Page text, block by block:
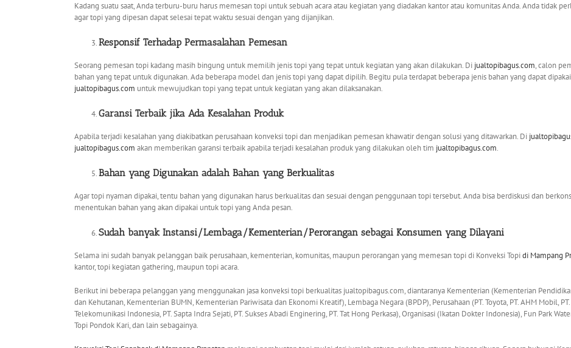
Kadang suatu saat, Anda terburu-buru harus memesan topi untuk sebuah acara atau kegiatan yang diadakan kantor atau komunitas Anda. Anda tidak
agar topi yang dipesan dapat selesai tepat waktu sesuai dengan yang dijanjikan.
Responsif Terhadap Permasalahan Pemesan
Seorang pemesan topi kadang masih bingung untuk memilih jenis topi yang tepat untuk kegiatan yang akan dilakukan. Di jualtopibagus.com, calon
bahan yang tepat untuk digunakan. Ada beberapa model dan jenis topi yang dapat dipilih. Begitu pula terdapat beberapa jenis bahan yang dapat
jualtopibagus.com untuk mewujudkan topi yang tepat untuk kegiatan yang akan dilaksanakan.
Garansi Terbaik jika Ada Kesalahan Produk
Apabila terjadi kesalahan yang diakibatkan perusahaan konveksi topi dan menjadikan pemesan khawatir dengan solusi yang ditawarkan. Di
jualtopibagus.com akan memberikan garansi terbaik apabila terjadi kesalahan produk yang dilakukan oleh tim jualtopibagus.com.
Bahan yang Digunakan adalah Bahan yang Berkualitas
Agar topi nyaman dipakai, tentu bahan yang digunakan harus berkualitas dan sesuai dengan penggunaan topi tersebut. Anda bisa berdiskusi dan
menentukan bahan yang akan dipakai untuk topi yang Anda pesan.
Sudah banyak Instansi/Lembaga/Kementerian/Perorangan sebagai Konsumen yang Dilayani
Selama ini sudah banyak pelanggan baik perusahaan, kementerian, komunitas, maupun perorangan yang memesan topi di Konveksi Topidi Mampang
kantor, topi kegiatan gathering, maupun topi acara.
Berikut ini beberapa pelanggan yang menggunakan jasa konveksi topi berkualitas jualtopibagus.com, diantaranya Kementerian (Kementerian
dan Kehutanan, Kementerian BUMN, Kementerian Pariwisata dan Ekonomi Kreatif), Lembaga Negara (BPDP), Perusahaan (PT. Toyota, PT. AHM Mobil, PT.
Telekomunikasi Indonesia, PT. Sapta Indra Sejati, PT. Sukses Abadi Enginering, PT. Tat Hong Perkasa), Organisasi (Ikatan Dokter Indonesia), Fun Park
Topi Pondok Kari, dan lain sebagainya.